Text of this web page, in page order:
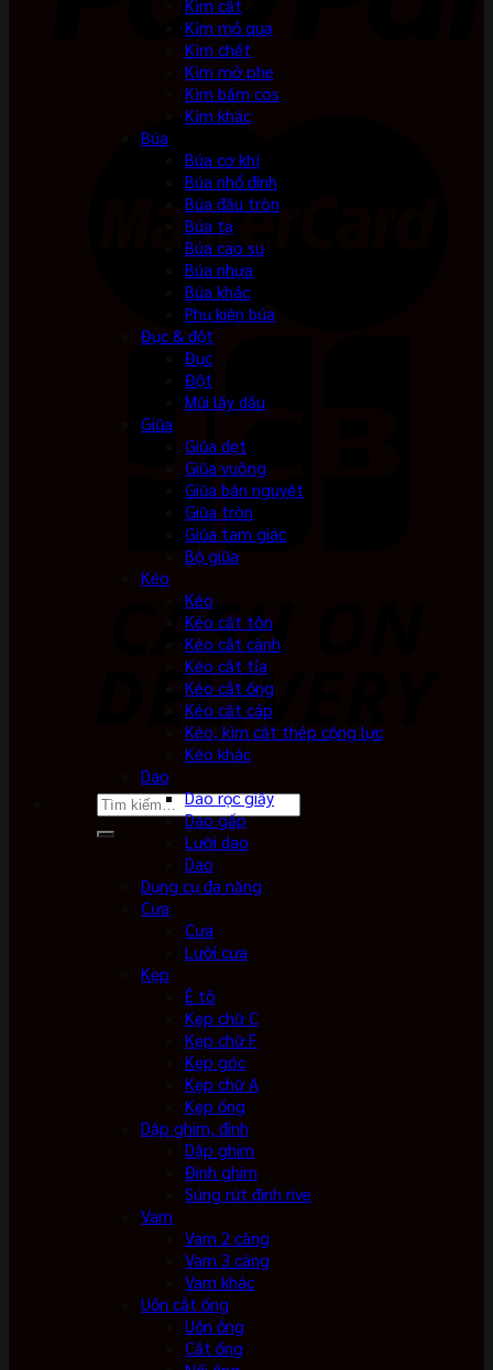
Tìm
Kìm cắt
Kìm mỏ quạ
Kìm chết
Kìm mở phe
Kìm bấm cos
Kìm khác
Búa
Búa cơ khí
Búa nhổ đinh
Búa đầu tròn
Búa tạ
Búa cao su
Búa nhựa
Búa khác
Phụ kiện búa
Đục & đột
Đục
Đột
Mũi lấy dấu
Giũa
Giũa dẹt
Giũa vuông
Giũa bán nguyệt
Giũa tròn
Giũa tam giác
Bộ giũa
Kéo
Kéo
Kéo cắt tôn
Kéo cắt cành
Kéo cắt tỉa
Kéo cắt ống
Kéo cắt cáp
Kéo, kìm cắt thép cộng lực
Kéo khác
Dao
Dao rọc giấy
Dao gấp
Lưỡi dao
Dao
Dụng cụ đa năng
Cưa
Cưa
Lưỡi cưa
Kẹp
Ê tô
Kẹp chữ C
Kẹp chữ F
Kẹp góc
Kẹp chữ A
Kẹp ống
Dập ghim, đinh
Dập ghim
Đinh ghim
Súng rút đinh rive
Vam
Vam 2 càng
Vam 3 càng
Vam khác
Uốn cắt ống
Uốn ống
Cắt ống